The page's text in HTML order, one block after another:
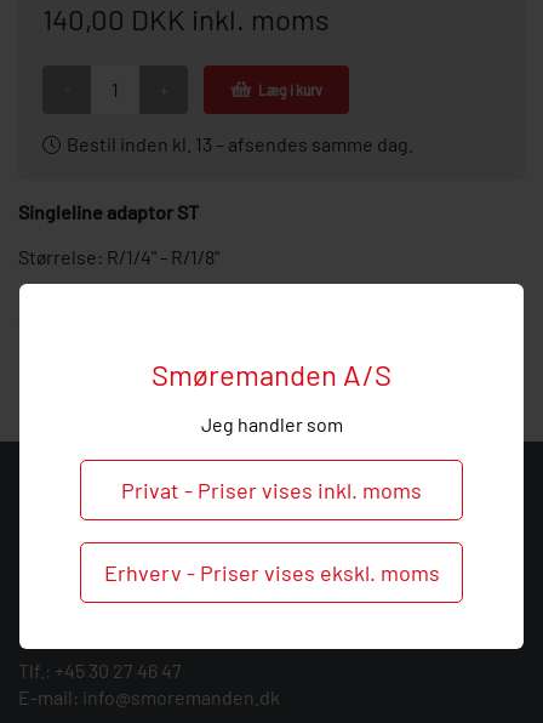
Smøremanden A/S
Jeg handler som
Privat - Priser vises inkl. moms
Erhverv - Priser vises ekskl. moms
140,00 DKK inkl. moms
Læg i kurv
Bestil inden kl. 13 – afsendes samme dag.
Singleline adaptor ST
Størrelse: R/1/4" - R/1/8"
KONTAKT
Smøremanden A/S
CVR: 39683717
Søndergården 3
Tlf.: +45 30 27 46 47
E-mail: info@smoremanden.dk